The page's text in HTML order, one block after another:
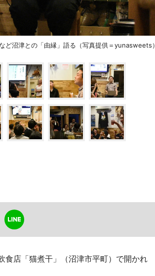
沼津との「由縁」語る（写真提供＝yunasweets）
食店「猫煮干」（沼津市平町）で開かれ